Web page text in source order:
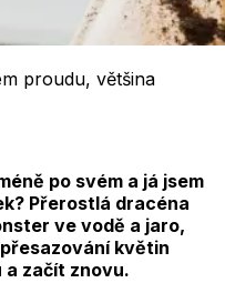
proudu, většina
po svém a já jsem
Přerostlá dracéna
ve vodě a jaro,
květin
a začít znovu.